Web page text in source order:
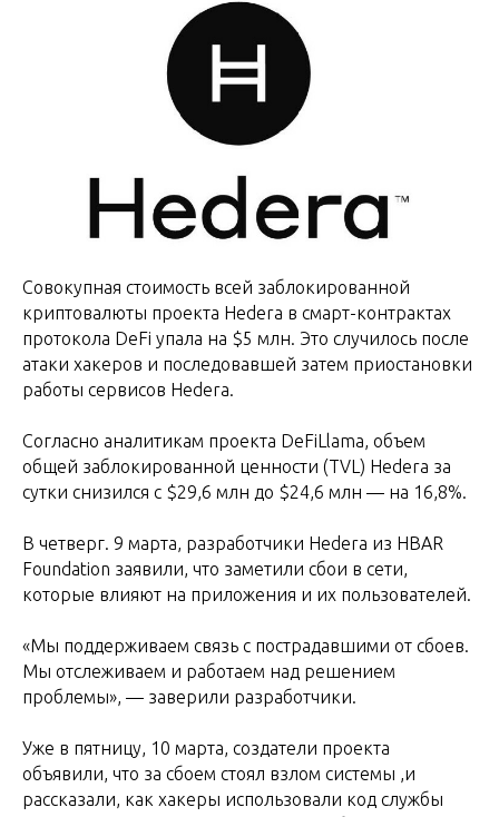
Совокупная стоимость всей заблокированной
криптовалюты проекта Hedera в смарт-контрактах
протокола DeFi упала на $5 млн. Это случилось после
атаки хакеров и последовавшей затем приостановки
работы сервисов Hedera.
Согласно аналитикам проекта DeFiLlama, объем
общей заблокированной ценности (TVL) Hedera за
сутки снизился с $29,6 млн до $24,6 млн — на 16,8%.
В четверг. 9 марта, разработчики Hedera из HBAR
Foundation заявили, что заметили сбои в сети,
которые влияют на приложения и их пользователей.
«Мы поддерживаем связь с пострадавшими от сбоев.
Мы отслеживаем и работаем над решением
проблемы», — заверили разработчики.
Уже в пятницу, 10 марта, создатели проекта
объявили, что за сбоем стоял взлом системы ,и
рассказали, как хакеры использовали код службы